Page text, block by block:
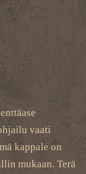
vaati
kappale on
mukaan. Terä